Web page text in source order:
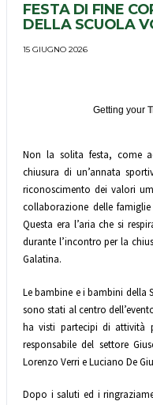
FESTA DI FINE
DELLA SCUOLA
15 GIUGNO 2026
Getting your
Non la solita festa, come
chiusura di un’annata
riconoscimento dei valori
collaborazione delle
Questa era l’aria che si
durante l’incontro per la
Galatina.
Le bambine e i bambini della
sono stati al centro
ha visti partecipi di attività
responsabile del settore
Lorenzo Verri e Luciano De
Dopo i saluti ed i